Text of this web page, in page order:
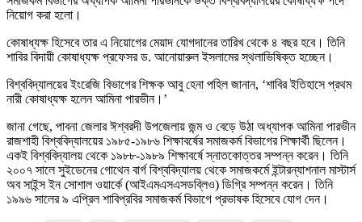
নিয়োগ করা হলো।
কোষাধ্যক্ষ হিসেবে তার এ নিয়োগের মেয়াদ যোগদানের তারিখ থেকে ৪ বছর হবে। তিনি
শাবির বিদায়ী কোষাধ্যক্ষ প্রফেসর ড. আনোয়ারুল ইসলামের স্থলাভিষিক্ত হচ্ছেন।
বিশ্ববিদ্যালয়ের ইংরেজি বিভাগের শিক্ষক আবু হেনা পহিল জানান, ‘শাবির ইতিহাসে প্রথম
নারী কোষাধ্যক্ষ হলেন আমিনা পারভীন।’
জানা গেছে, পাবনা জেলার ঈশ্বরদী উপজেলায় জন্ম ও বেড়ে উঠা অধ্যাপক আমিনা পারভীন
রাজশাহী বিশ্ববিদ্যালয়ের ১৯৮৫-১৯৮৬ শিক্ষাবর্ষের সমাজকর্ম বিভাগের শিক্ষার্থী ছিলেন।
একই বিশ্ববিদ্যালয় থেকে ১৯৮৮-১৯৮৯ শিক্ষাবর্ষে স্নাতকোত্তর সম্পন্ন করেন। তিনি
২০০৭ সালে সুইডেনের গোথেন বার্গ বিশ্ববিদ্যালয় থেকে সমাজকর্মে ইন্টারন্যাশনাল মাস্টার্স
অব সাইন্স ইন সোশাল ওয়ার্কে (আইএমএসএসডব্লিও) ডিগ্রি সম্পন্ন করেন। তিনি
১৯৯৬ সালের ৯ এপ্রিল শাবিপ্রবির সমাজকর্ম বিভাগে প্রভাষক হিসেবে যোগ দেন।